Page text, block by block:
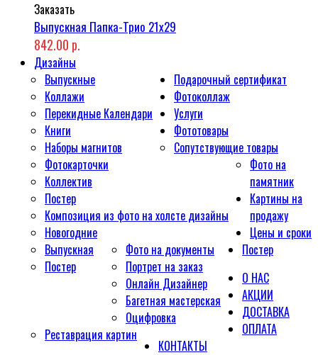
Заказать
Выпускная Папка-Трио 21x29
842.00 р.
Дизайны
Выпускные
Коллажи
Перекидные Календари
Книги
Наборы магнитов
Фотокарточки
Коллектив
Постер
Композиция из фото на холсте дизайны
Новогодние
Выпускная
Постер
Подарочный сертификат
Фотоколлаж
Услуги
Фото на документы
Портрет на заказ
Онлайн Дизайнер
Багетная мастерская
Оцифровка
Реставрация картин
Фототовары
Сопутствующие товары
Фото на
памятник
Картины на
продажу
Цены и сроки
Постер
О НАС
АКЦИИ
ДОСТАВКА
ОПЛАТА
КОНТАКТЫ